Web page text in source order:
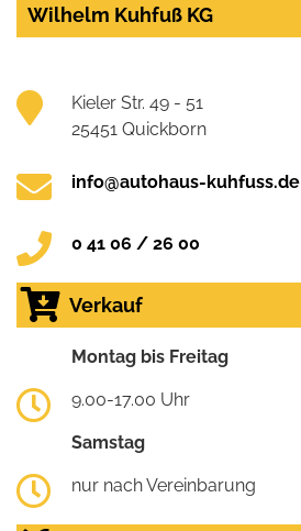
Wilhelm Kuhfuß KG
Kieler Str. 49 - 51
25451 Quickborn
info@autohaus-kuhfuss.de
0 41 06 / 26 00
Verkauf
Montag bis Freitag
9.00-17.00 Uhr
Samstag
nur nach Vereinbarung